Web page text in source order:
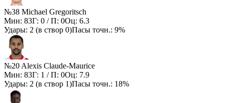
№38 Michael Gregoritsch
Мин: 83Г: 0 / П: 0Оц: 6.3
Удары: 2 (в створ 0)Пасы точн.: 9%
№20 Alexis Claude-Maurice
Мин: 83Г: 1 / П: 0Оц: 7.9
Удары: 2 (в створ 1)Пасы точн.: 18%